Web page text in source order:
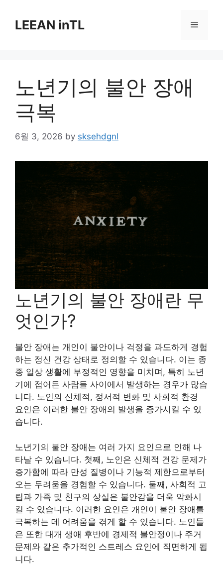
contentLEEAN inTL Menu
노년기의 불안 장애
극복
6월 3, 2026 by sksehdgnl
노년기의 불안 장애란 무
엇인가?
불안 장애는 개인이 불안이나 걱정을 과도하게 경험
하는 정신 건강 상태로 정의할 수 있습니다. 이는 종
종 일상 생활에 부정적인 영향을 미치며, 특히 노년
기에 접어든 사람들 사이에서 발생하는 경우가 많습
니다. 노인의 신체적, 정서적 변화 및 사회적 환경
요인은 이러한 불안 장애의 발생을 증가시킬 수 있
습니다.
노년기의 불안 장애는 여러 가지 요인으로 인해 나
타날 수 있습니다. 첫째, 노인은 신체적 건강 문제가
증가함에 따라 만성 질병이나 기능적 제한으로부터
오는 두려움을 경험할 수 있습니다. 둘째, 사회적 고
립과 가족 및 친구의 상실은 불안감을 더욱 악화시
킬 수 있습니다. 이러한 요인은 개인이 불안 장애를
극복하는 데 어려움을 겪게 할 수 있습니다. 노인들
은 또한 대개 생애 후반에 경제적 불안정이나 주거
문제와 같은 추가적인 스트레스 요인에 직면하게 됩
니다.